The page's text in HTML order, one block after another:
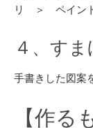
リ ＞ ペイン
４、すま
手書きした図案
【作る